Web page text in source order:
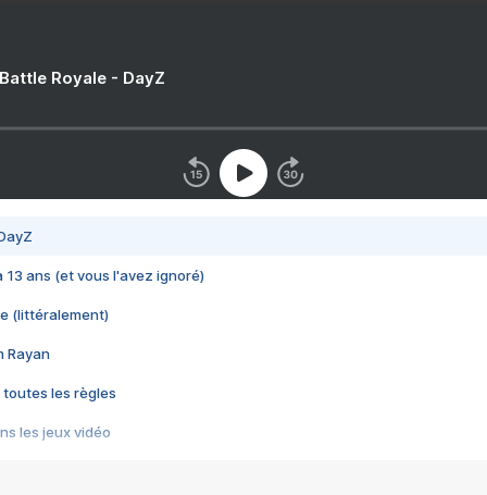
Royale - DayZ
13 ans (et vous l'avez ignoré)
(littéralement)
Rayan
toutes les règles
les jeux vidéo